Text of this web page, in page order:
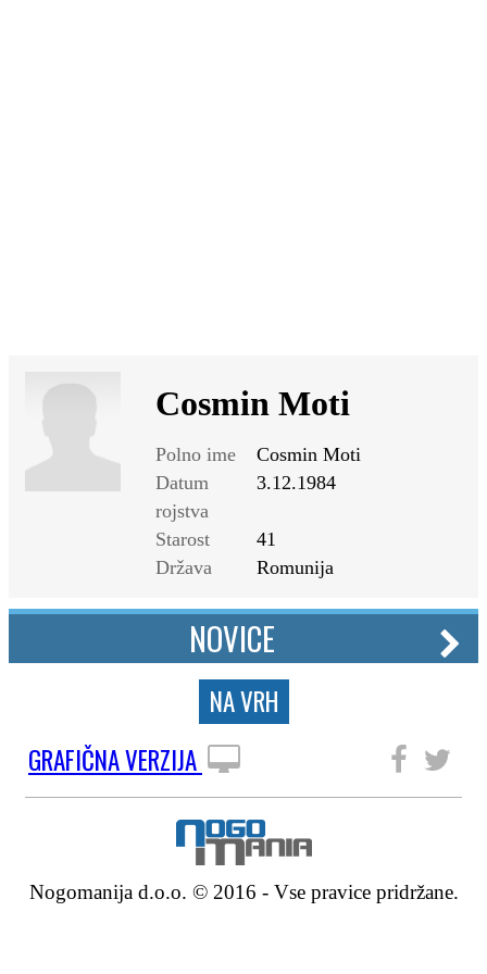
Cosmin Moti
Polno ime
Cosmin Moti
Datum
rojstva
3.12.1984
Starost
41
Država
Romunija
NOVICE
NA VRH
GRAFIČNA VERZIJA
Nogomanija d.o.o. © 2016 - Vse pravice pridržane.